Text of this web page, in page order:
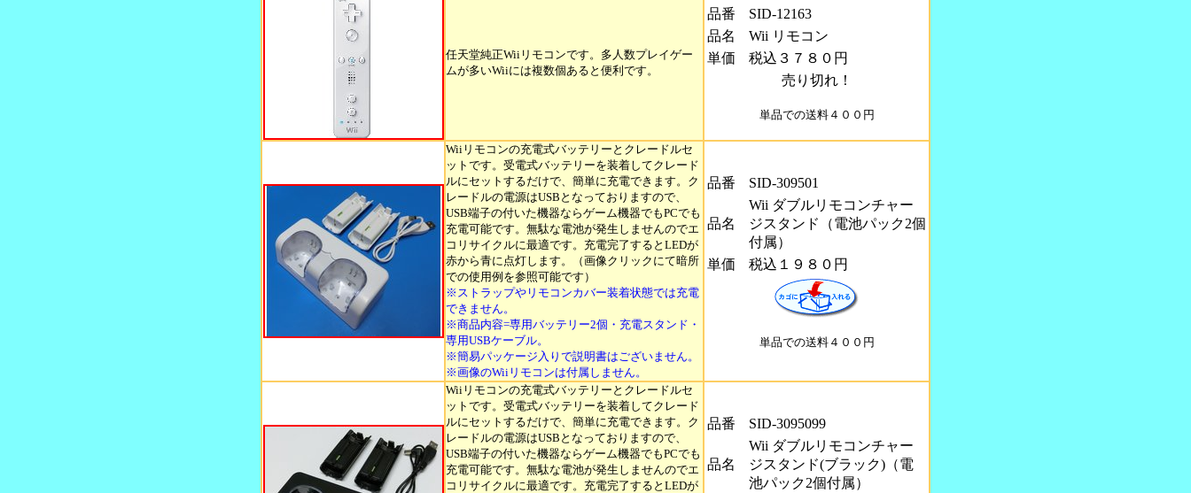
任天堂純正Wiiリモコンです。多人数プレイゲー
ムが多いWiiには複数個あると便利です。
品番
SID-12163
品名
Wii リモコン
単価
税込３７８０円
売り切れ！
単品での送料４００円
Wiiリモコンの充電式バッテリーとクレードルセ
ットです。受電式バッテリーを装着してクレード
ルにセットするだけで、簡単に充電できます。ク
レードルの電源はUSBとなっておりますので、
USB端子の付いた機器ならゲーム機器でもPCでも
充電可能です。無駄な電池が発生しませんのでエ
コリサイクルに最適です。充電完了するとLEDが
赤から青に点灯します。（画像クリックにて暗所
での使用例を参照可能です）
※ストラップやリモコンカバー装着状態では充電
できません。
※商品内容=専用バッテリー2個・充電スタンド・
専用USBケーブル。
※簡易パッケージ入りで説明書はございません。
※画像のWiiリモコンは付属しません。
品番 SID-309501
品名
Wii ダブルリモコンチャー
ジスタンド（電池パック2個
付属）
単価
税込１９８０円
単品での送料４００円
Wiiリモコンの充電式バッテリーとクレードルセ
ットです。受電式バッテリーを装着してクレード
ルにセットするだけで、簡単に充電できます。ク
レードルの電源はUSBとなっておりますので、
USB端子の付いた機器ならゲーム機器でもPCでも
充電可能です。無駄な電池が発生しませんのでエ
コリサイクルに最適です。充電完了するとLEDが
品番 SID-3095099
品名
Wii ダブルリモコンチャー
ジスタンド(ブラック)（電
池パック2個付属）